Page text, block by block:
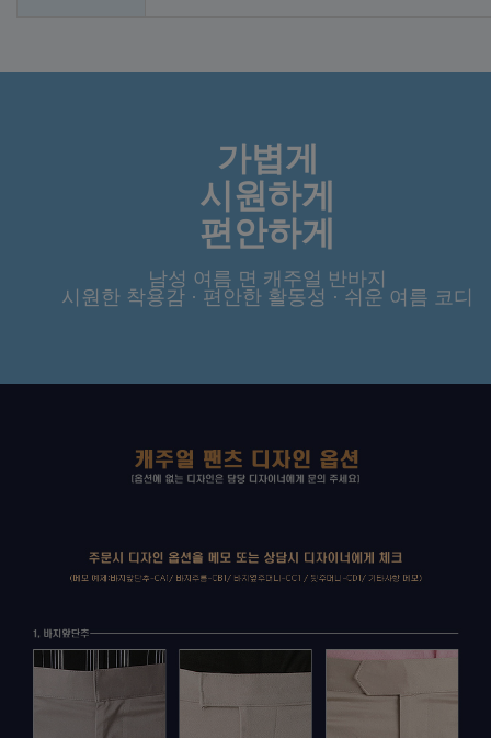
가볍게
시원하게
편안하게
남성 여름 면 캐주얼 반바지
시원한 착용감 · 편안한 활동성 · 쉬운 여름 코디